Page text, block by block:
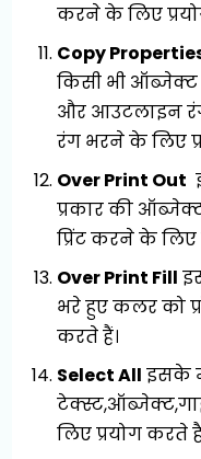
करने के लिए
Copy
किसी भी
और आउटलाइन
रंग भरने के लिए
Over Print Out
प्रकार की
प्रिंट करने के लिए
Over Print Fill
भरे हुए कलर को
करते हैं।
Select All इसके
लिए प्रयोग करते